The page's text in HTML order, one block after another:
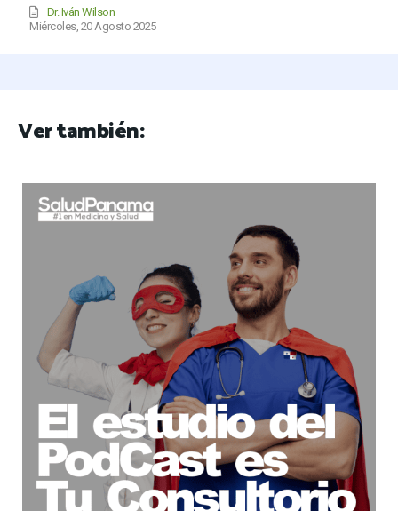
Miércoles, 20 Agosto 2025
Dr. Iván Wilson
Ver también: